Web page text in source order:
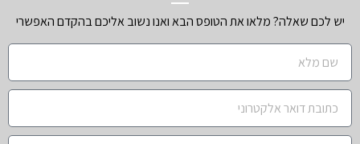
יש לכם שאלה? מלאו את הטופס הבא ואנו נשוב אליכם בהקדם האפשרי